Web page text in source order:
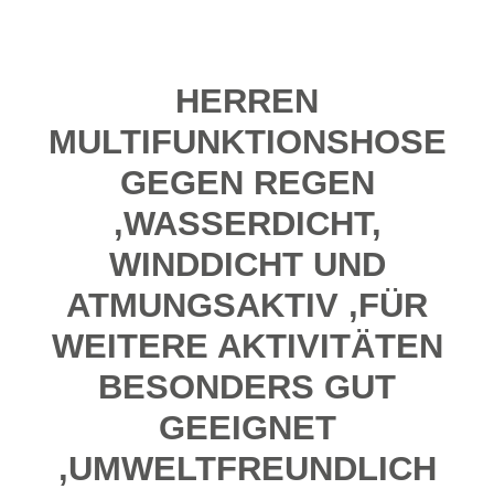
HERREN
MULTIFUNKTIONSHOSE
GEGEN REGEN
,WASSERDICHT,
WINDDICHT UND
ATMUNGSAKTIV ,FÜR
WEITERE AKTIVITÄTEN
BESONDERS GUT
GEEIGNET
,UMWELTFREUNDLICH